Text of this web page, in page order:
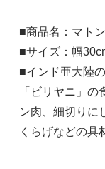
■商品名：マト
■サイズ：幅
■インド亜大陸
「ビリヤニ」
ン肉、細切りに
くらげなどの具